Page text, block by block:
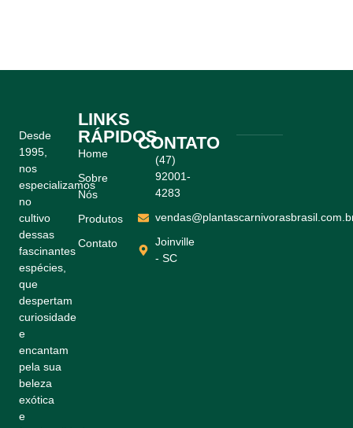
Desde
1995,
nos
especializamos
no
cultivo
dessas
fascinantes
espécies,
que
despertam
curiosidade
e
encantam
pela sua
beleza
exótica
e
LINKS
RÁPIDOS
Home
Sobre
Nós
Produtos
Contato
CONTATO
(47)
92001-
4283
Joinville
- SC